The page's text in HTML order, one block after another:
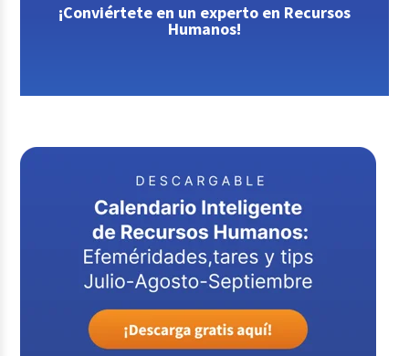
¡Conviértete en un experto en Recursos
Humanos!